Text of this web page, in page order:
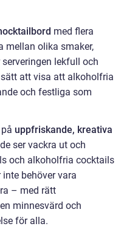
med flera
mellan olika smaker,
lekfull och
att visa att alkoholfria
och festliga som
uppfriskande, kreativa
ser vackra ut och
och alkoholfria cocktails
behöver vara
– med rätt
minnesvärd och
för alla.